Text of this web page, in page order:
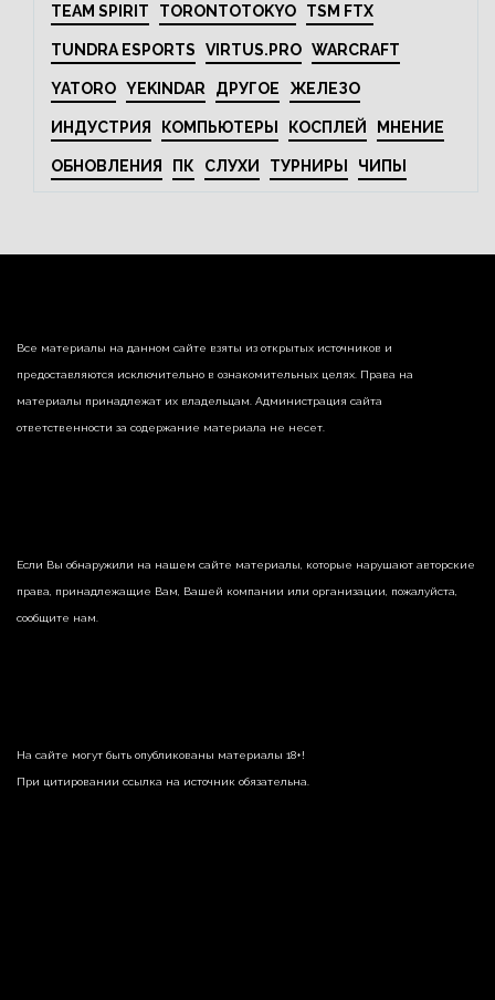
TEAM SPIRIT TORONTOTOKYO TSM FTX
TUNDRA ESPORTS VIRTUS.PRO WARCRAFT
YATORO YEKINDAR ДРУГОЕ ЖЕЛЕЗО
ИНДУСТРИЯ КОМПЬЮТЕРЫ КОСПЛЕЙ МНЕНИЕ
ОБНОВЛЕНИЯ ПК СЛУХИ ТУРНИРЫ ЧИПЫ
Все материалы на данном сайте взяты из открытых источников и
предоставляются исключительно в ознакомительных целях. Права на
материалы принадлежат их владельцам. Администрация сайта
ответственности за содержание материала не несет.
Если Вы обнаружили на нашем сайте материалы, которые нарушают авторские
права, принадлежащие Вам, Вашей компании или организации, пожалуйста,
сообщите нам.
На сайте могут быть опубликованы материалы 18+!
При цитировании ссылка на источник обязательна.